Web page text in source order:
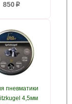
850p
пневматики
4,5мм